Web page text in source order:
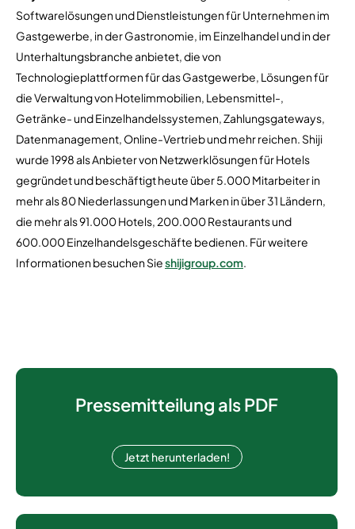
Softwarelösungen und Dienstleistungen für Unternehmen im
Gastgewerbe, in der Gastronomie, im Einzelhandel und in der
Unterhaltungsbranche anbietet, die von
Technologieplattformen für das Gastgewerbe, Lösungen für
die Verwaltung von Hotelimmobilien, Lebensmittel-,
Getränke- und Einzelhandelssystemen, Zahlungsgateways,
Datenmanagement, Online-Vertrieb und mehr reichen. Shiji
wurde 1998 als Anbieter von Netzwerklösungen für Hotels
gegründet und beschäftigt heute über 5.000 Mitarbeiter in
mehr als 80 Niederlassungen und Marken in über 31 Ländern,
die mehr als 91.000 Hotels, 200.000 Restaurants und
600.000 Einzelhandelsgeschäfte bedienen. Für weitere
Informationen besuchen Sieshijigroup.com.
Pressemitteilung als PDF
Jetzt herunterladen!